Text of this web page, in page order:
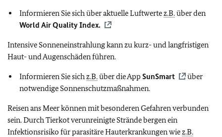
Informieren Sie sich über aktuelle Luftwertez.B.über den
World Air Quality Index.
Intensive Sonneneinstrahlung kann zu kurz- und langfristigen
Haut- und Augenschäden führen.
Informieren Sie sichz.B.über die AppSunSmart
über
notwendige Sonnenschutzmaßnahmen.
Reisen ans Meer können mit besonderen Gefahren verbunden
sein. Durch Tierkot verunreinigte Strände bergen ein
Infektionsrisiko für parasitäre Hauterkrankungen wiez.B.